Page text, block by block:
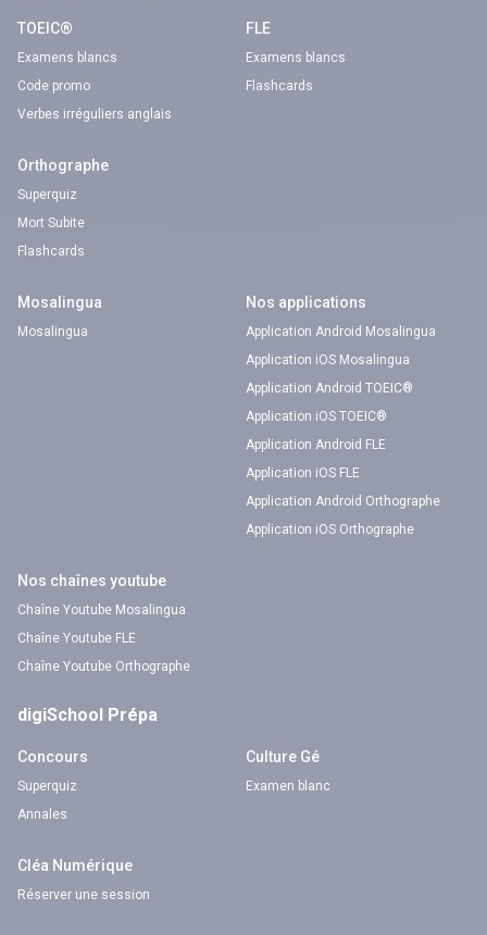
TOEIC®
Examens blancs
Code promo
Verbes irréguliers anglais
FLE
Examens blancs
Flashcards
Orthographe
Superquiz
Mort Subite
Flashcards
Mosalingua
Mosalingua
Nos applications
Application Android Mosalingua
Application iOS Mosalingua
Application Android TOEIC®
Application iOS TOEIC®
Application Android FLE
Application iOS FLE
Application Android Orthographe
Application iOS Orthographe
Nos chaînes youtube
Chaîne Youtube Mosalingua
Chaîne Youtube FLE
Chaîne Youtube Orthographe
digiSchool Prépa
Concours
Superquiz
Annales
Culture Gé
Examen blanc
Cléa Numérique
Réserver une session